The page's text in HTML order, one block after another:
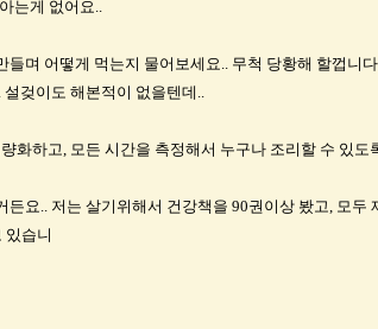
는게 없어요..
며 어떻게 먹는지 물어보세요.. 무척 당황해 할껍니
겆이도 해본적이 없을텐데..
화하고, 모든 시간을 측정해서 누구나 조리할 수 있
요.. 저는 살기위해서 건강책을 90권이상 봤고, 모
있습니